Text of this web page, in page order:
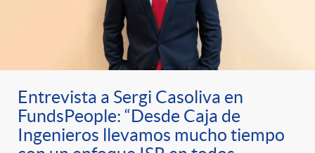
Entrevista a Sergi Casoliva en
FundsPeople: “Desde Caja de
Ingenieros llevamos mucho tiempo